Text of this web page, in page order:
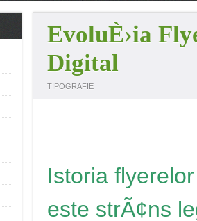
EvoluÈ›ia
Digital
TIPOGRAFIE
Istoria
este strÃ¢ns